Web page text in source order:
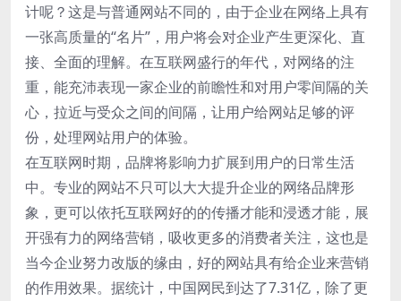
计呢？这是与普通网站不同的，由于企业在网络上具有
一张高质量的“名片”，用户将会对企业产生更深化、直
接、全面的理解。在互联网盛行的年代，对网络的注
重，能充沛表现一家企业的前瞻性和对用户零间隔的关
心，拉近与受众之间的间隔，让用户给网站足够的评
份，处理网站用户的体验。
在互联网时期，品牌将影响力扩展到用户的日常生活
中。专业的网站不只可以大大提升企业的网络品牌形
象，更可以依托互联网好的的传播才能和浸透才能，展
开强有力的网络营销，吸收更多的消费者关注，这也是
当今企业努力改版的缘由，好的网站具有给企业来营销
的作用效果。据统计，中国网民到达了7.31亿，除了更